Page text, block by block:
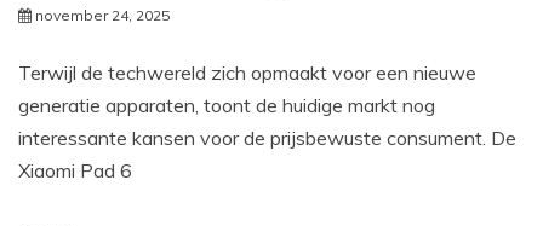
november 24, 2025
Terwijl de techwereld zich opmaakt voor een nieuwe
generatie apparaten, toont de huidige markt nog
interessante kansen voor de prijsbewuste consument. De
Xiaomi Pad 6